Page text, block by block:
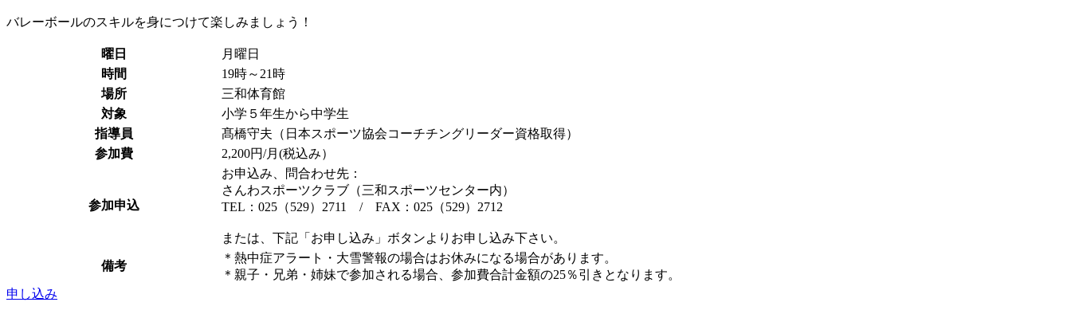
バレーボールのスキルを身につけて楽しみましょう！
曜日
月曜日
時間
19時～21時
場所
三和体育館
対象
小学５年生から中学生
指導員
髙橋守夫（日本スポーツ協会コーチチングリーダー資格取得）
参加費
2,200円/月(税込み）
参加申込
お申込み、問合わせ先：
さんわスポーツクラブ（三和スポーツセンター内）
TEL：025（529）2711 / FAX：025（529）2712
または、下記「お申し込み」ボタンよりお申し込み下さい。
備考
＊熱中症アラート・大雪警報の場合はお休みになる場合があります。
＊親子・兄弟・姉妹で参加される場合、参加費合計金額の25％引きとなります。
申し込み